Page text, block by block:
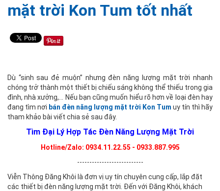
mặt trời Kon Tum tốt nhất
Dù “sinh sau đẻ muộn” nhưng đèn năng lượng mặt trời nhanh
chóng trở thành một thiết bị chiếu sáng không thể thiếu trong gia
đình, nhà xưởng,… Nếu bạn cũng muốn hiểu rõ hơn về loại đèn hay
đang tìm nơi bán đèn năng lượng mặt trời Kon Tum uy tín thì hãy
tham khảo bài viết chia sẻ sau đây.
Tìm Đại Lý Hợp Tác Đèn Năng Lượng Mặt Trời
Hotline/Zalo: 0934.11.22.55 - 0933.887.995
---------------------------
Viễn Thông Đăng Khôi là đơn vị uy tín chuyên cung cấp, lắp đặt
các thiết bị đèn năng lượng mặt trời. Đến với Đăng Khôi, khách